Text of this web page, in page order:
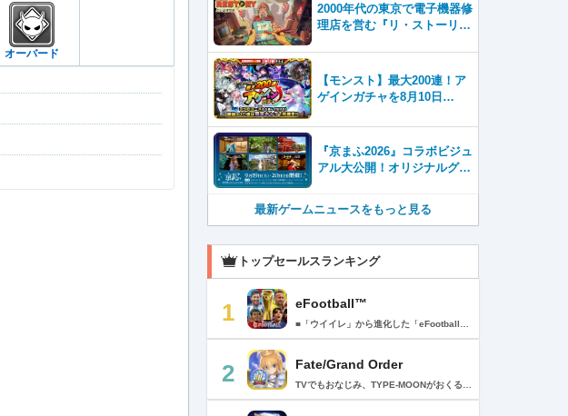
オーバード
2000年代の東京で電子機器修
理店を営む『リ・ストーリ
【モンスト】最大200連！ア
ゲインガチャを8月10日
『京まふ2026』コラボビジュ
アル大公開！オリジナルグッ
最新ゲームニュースをもっと見る
トップセールスランキング
1 eFootball™
2 Fate/Grand Order